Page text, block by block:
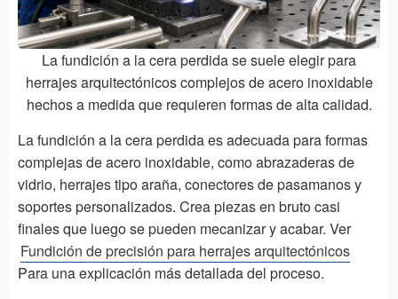
La fundición a la cera perdida se suele elegir para
herrajes arquitectónicos complejos de acero inoxidable
hechos a medida que requieren formas de alta calidad.
La fundición a la cera perdida es adecuada para formas
complejas de acero inoxidable, como abrazaderas de
vidrio, herrajes tipo araña, conectores de pasamanos y
soportes personalizados. Crea piezas en bruto casi
finales que luego se pueden mecanizar y acabar. Ver
Fundición de precisión para herrajes arquitectónicos
Para una explicación más detallada del proceso.